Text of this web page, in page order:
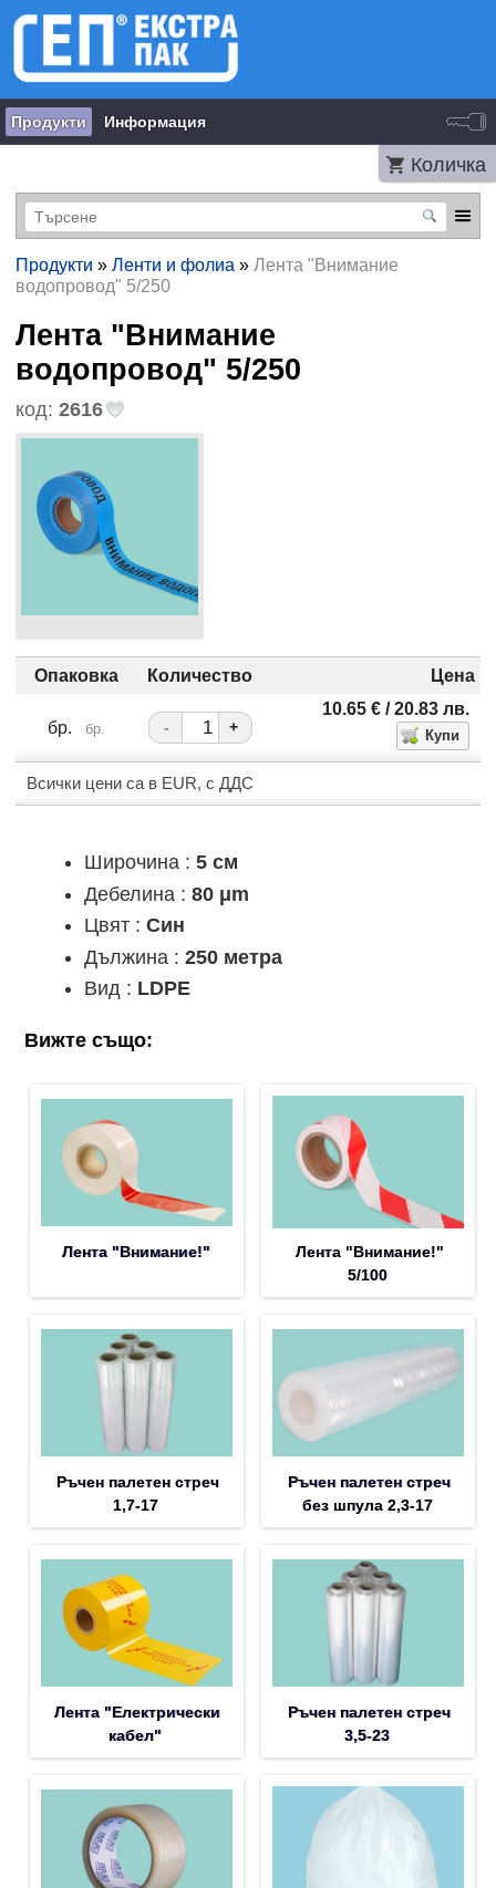
Продукти Информация
Количка
Продукти » Ленти и фолиа » Лента "Внимание
водопровод" 5/250
Лента "Внимание
водопровод" 5/250
код: 2616
Опаковка Количество Цена
бр. бр. - +
10.65 €/ 20.83 лв.
Всички цени са в EUR, с ДДС
Широчина : 5 см
Дебелина : 80 μm
Цвят : Син
Дължина : 250 метра
Вид : LDPE
Вижте също:
Лента "Внимание!"
Лента "Внимание!"
5/100
Ръчен палетен стреч
1,7-17
Ръчен палетен стреч
без шпула 2,3-17
Лента "Електрически
кабел"
Ръчен палетен стреч
3,5-23